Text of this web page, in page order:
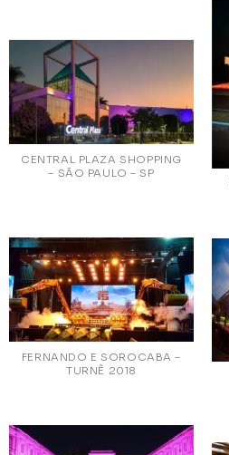
CENTRAL PLAZA SHOPPING
– SÃO PAULO – SP
FERNANDO E SOROCABA –
TURNÊ 2018